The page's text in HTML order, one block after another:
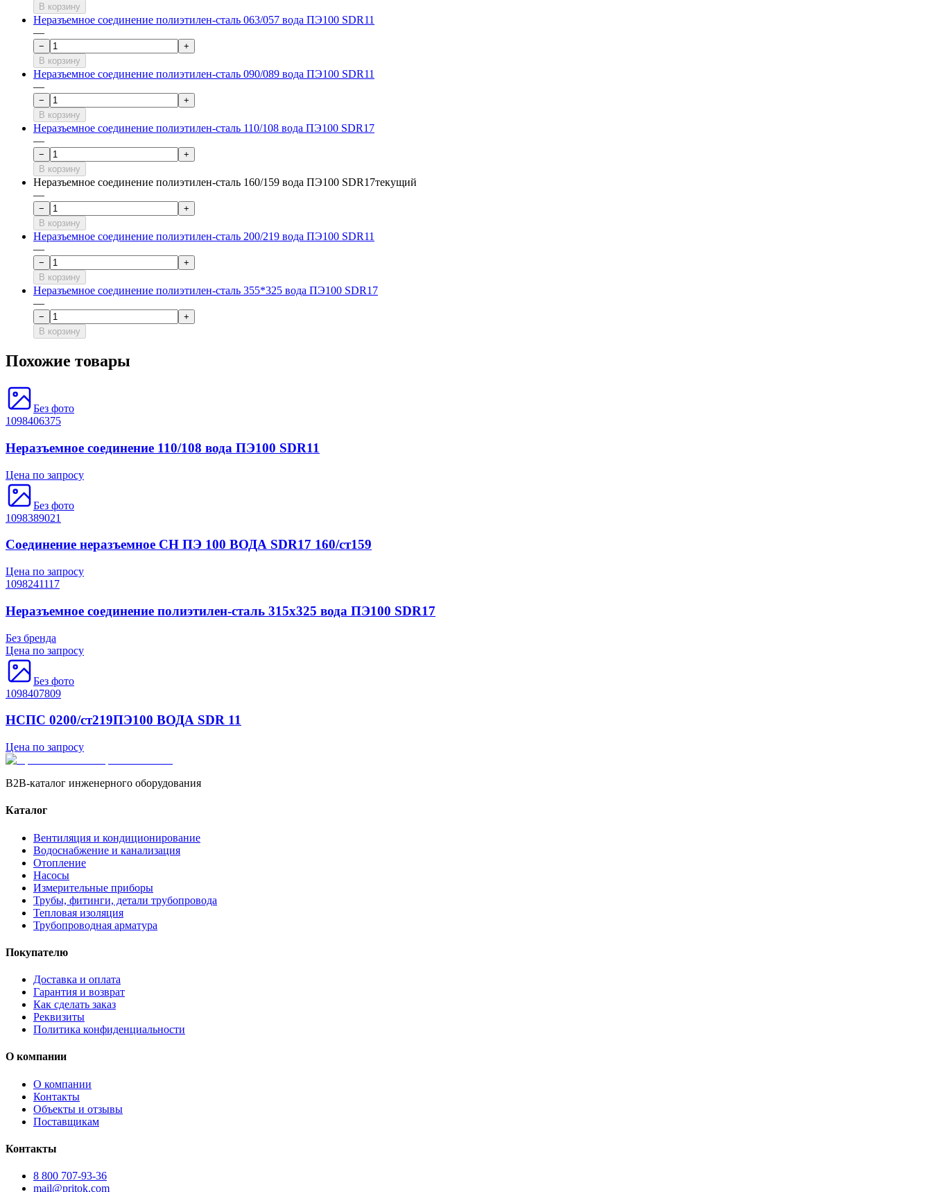
В корзину
Неразъемное соединение полиэтилен-сталь 063/057 вода ПЭ100 SDR11
—
−
+
В корзину
Неразъемное соединение полиэтилен-сталь 090/089 вода ПЭ100 SDR11
—
−
+
В корзину
Неразъемное соединение полиэтилен-сталь 110/108 вода ПЭ100 SDR17
—
−
+
В корзину
Неразъемное соединение полиэтилен-сталь 160/159 вода ПЭ100 SDR17текущий
—
−
+
В корзину
Неразъемное соединение полиэтилен-сталь 200/219 вода ПЭ100 SDR11
—
−
+
В корзину
Неразъемное соединение полиэтилен-сталь 355*325 вода ПЭ100 SDR17
—
−
+
В корзину
Похожие товары
Без фото
1098406375
Неразъемное соединение 110/108 вода ПЭ100 SDR11
Цена по запросу
Без фото
1098389021
Соединение неразъемное СН ПЭ 100 ВОДА SDR17 160/ст159
Цена по запросу
1098241117
Неразъемное соединение полиэтилен-сталь 315х325 вода ПЭ100 SDR17
Без бренда
Цена по запросу
Без фото
1098407809
НСПС 0200/ст219ПЭ100 ВОДА SDR 11
Цена по запросу
B2B-каталог инженерного оборудования
Каталог
Вентиляция и кондиционирование
Водоснабжение и канализация
Отопление
Насосы
Измерительные приборы
Трубы, фитинги, детали трубопровода
Тепловая изоляция
Трубопроводная арматура
Покупателю
Доставка и оплата
Гарантия и возврат
Как сделать заказ
Реквизиты
Политика конфиденциальности
О компании
О компании
Контакты
Объекты и отзывы
Поставщикам
Контакты
8 800 707-93-36
mail@pritok.com